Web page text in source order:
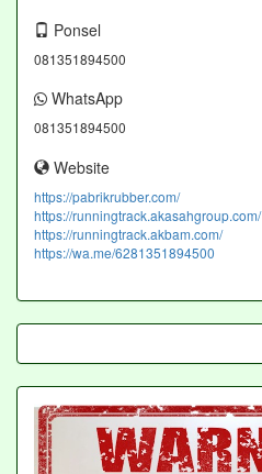
Ponsel
081351894500
WhatsApp
081351894500
Website
https://pabrikrubber.com/
https://runningtrack.akasahgroup.com/
https://runningtrack.akbam.com/
https://wa.me/6281351894500